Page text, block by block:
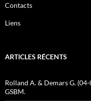
Contacts
Liens
ARTICLES RÉCENTS
Rolland A. & Demars G.
GSBM.